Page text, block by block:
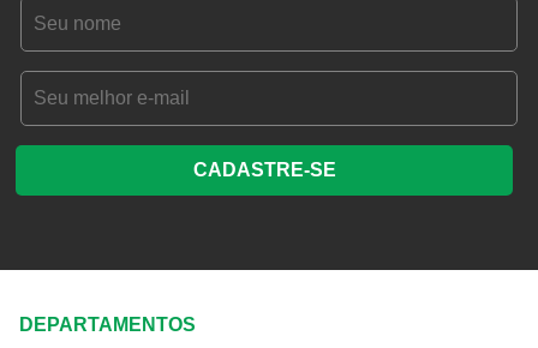
CADASTRE-SE
DEPARTAMENTOS